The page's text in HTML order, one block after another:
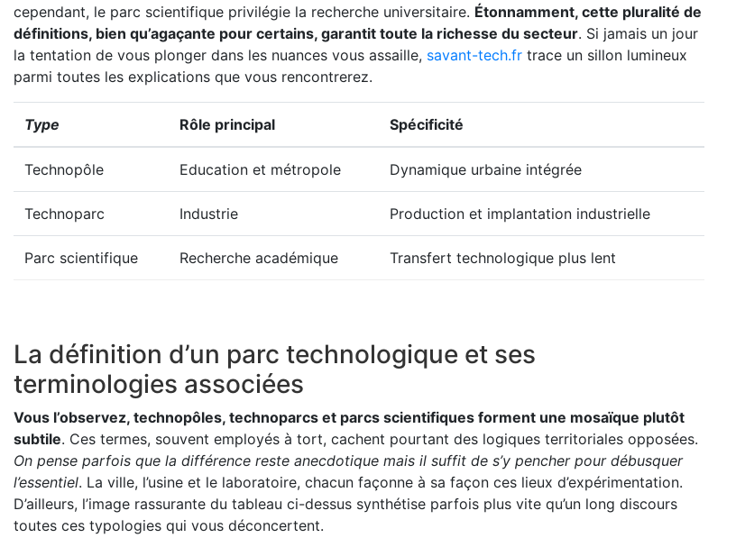
cependant, le parc scientifique privilégie la recherche universitaire. Étonnamment, cette pluralité de
définitions, bien qu’agaçante pour certains, garantit toute la richesse du secteur. Si jamais un jour
la tentation de vous plonger dans les nuances vous assaille, savant-tech.fr trace un sillon lumineux
parmi toutes les explications que vous rencontrerez.
Type Rôle principal Spécificité
Technopôle Education et métropole Dynamique urbaine intégrée
Technoparc Industrie Production et implantation industrielle
Parc scientifique Recherche académique Transfert technologique plus lent
La définition d’un parc technologique et ses
terminologies associées
Vous l’observez, technopôles, technoparcs et parcs scientifiques forment une mosaïque plutôt
subtile. Ces termes, souvent employés à tort, cachent pourtant des logiques territoriales opposées.
On pense parfois que la différence reste anecdotique mais il suffit de s’y pencher pour débusquer
l’essentiel. La ville, l’usine et le laboratoire, chacun façonne à sa façon ces lieux d’expérimentation.
D’ailleurs, l’image rassurante du tableau ci-dessus synthétise parfois plus vite qu’un long discours
toutes ces typologies qui vous déconcertent.